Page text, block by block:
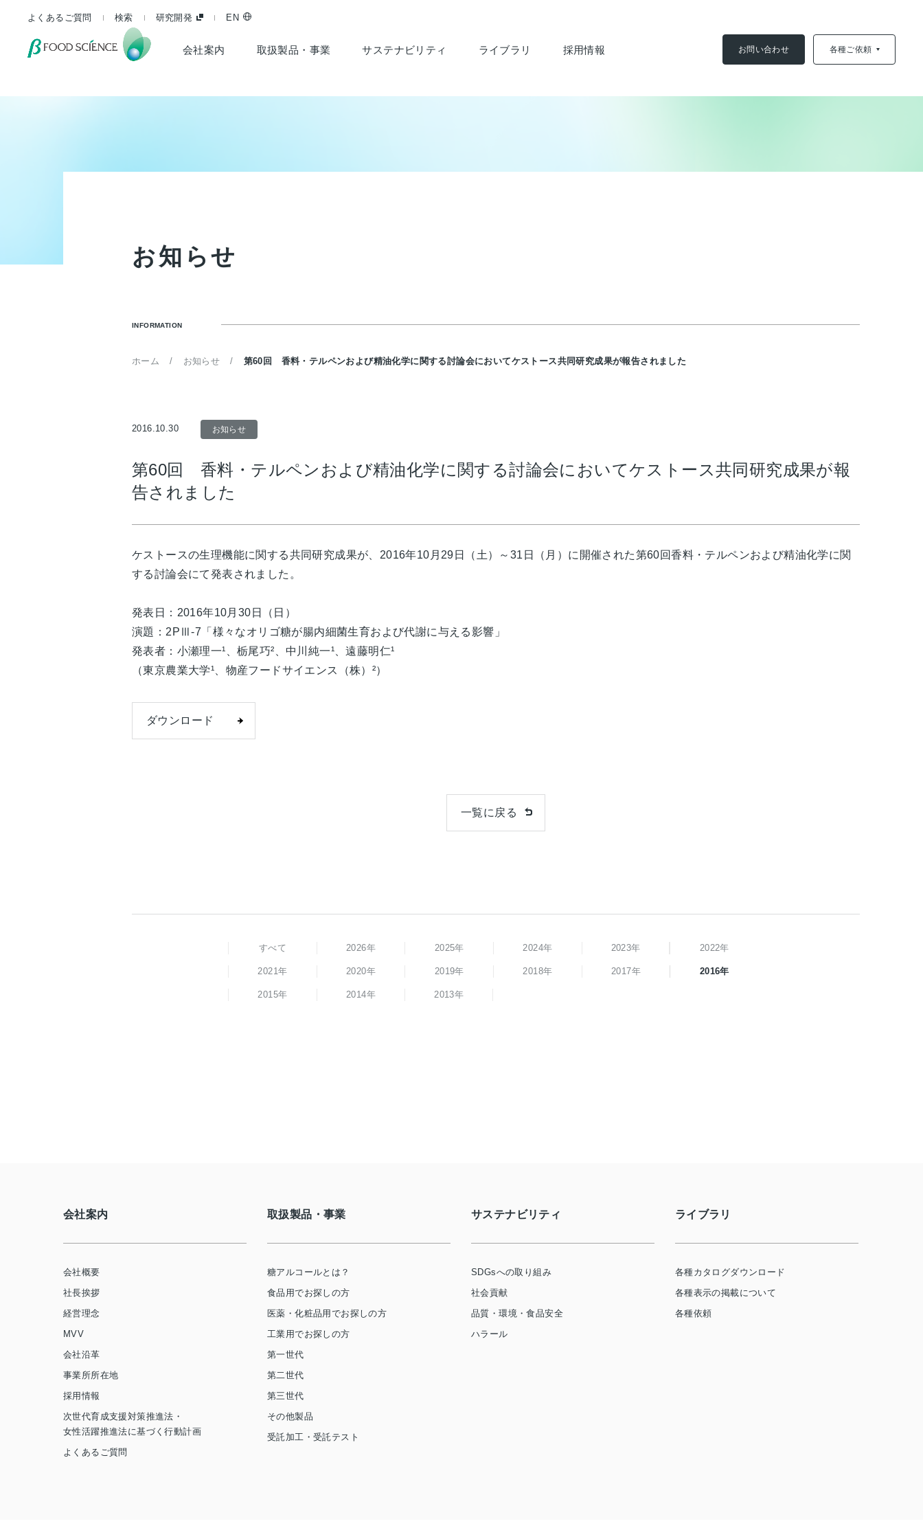
よくあるご質問 検索 研究開発 EN
会社案内 取扱製品・事業 サステナビリティ ライブラリ 採用情報 お問い合わせ 各種ご依頼
お知 ら せ
INFORMATION
ホーム お知らせ 第60回 香料・テルペンおよび精油化学に関する討論会においてケストース共同研究成果が報告されました
2016.10.30 お知らせ
第60回 香料・テルペンおよび精油化学に関する討論会においてケストース共同研究成果が報
告されました
ケストースの生理機能に関する共同研究成果が、2016年10月29日（土）～31日（月）に開催された第60回香料・テルペンおよび精油化学に関
する討論会にて発表されました。
発表日：2016年10月30日（日）
演題：2PⅢ-7「様々なオリゴ糖が腸内細菌生育および代謝に与える影響」
発表者：小瀬理一¹、栃尾巧²、中川純一¹、遠藤明仁¹
（東京農業大学¹、物産フードサイエンス（株）²）
ダウンロード
一覧に戻る
すべて 2026年 2025年 2024年 2023年 2022年
2021年 2020年 2019年 2018年 2017年 2016年
2015年 2014年 2013年
会社案内
会社概要
社長挨拶
経営理念
MVV
会社沿革
事業所所在地
採用情報
次世代育成支援対策推進法・
女性活躍推進法に基づく行動計画
よくあるご質問
取扱製品・事業
糖アルコールとは？
食品用でお探しの方
医薬・化粧品用でお探しの方
工業用でお探しの方
第一世代
第二世代
第三世代
その他製品
受託加工・受託テスト
サステナビリティ
SDGsへの取り組み
社会貢献
品質・環境・食品安全
ハラール
ライブラリ
各種カタログダウンロード
各種表示の掲載について
各種依頼